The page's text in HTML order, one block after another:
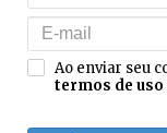
Ao enviar seu
termos de